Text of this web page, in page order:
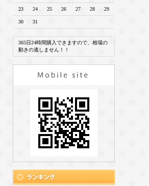
23 24 25 26 27 28 29
30 31
365日24時間購入できますので、相場の
動きの逃しません！！